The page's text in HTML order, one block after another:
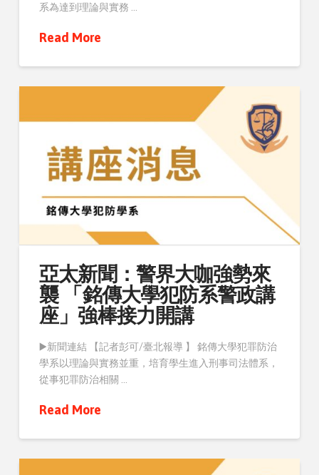
系為達到理論與實務 …
Read More
亞太新聞：警界大咖強勢來
襲 「銘傳大學犯防系警政講
座」強棒接力開講
▶️新聞連結 【記者彭可/臺北報導 】 銘傳大學犯罪防治
學系以理論與實務並重，培育學生進入刑事司法體系，
從事犯罪防治相關 …
Read More